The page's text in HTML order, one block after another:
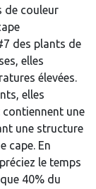
de couleur
des plants de
elles
élevées.
elles
contiennent une
une structure
cape. En
le temps
40% du